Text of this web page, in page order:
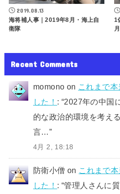
2019.08.13
海将補人事｜2019年8月・海上自
衛隊
1
Recent Comments
momono on これまで
した！ : “2027年の中国
的な政治的環境を考え
言…”
4月 2, 18:18
防衛小僧 on これまで
した！ : “管理人さんに